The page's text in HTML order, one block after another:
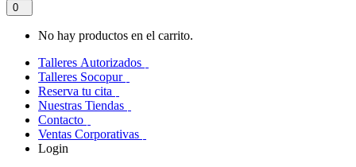
0
No hay productos en el carrito.
Talleres Autorizados
Talleres Socopur
Reserva tu cita
Nuestras Tiendas
Contacto
Ventas Corporativas
Login